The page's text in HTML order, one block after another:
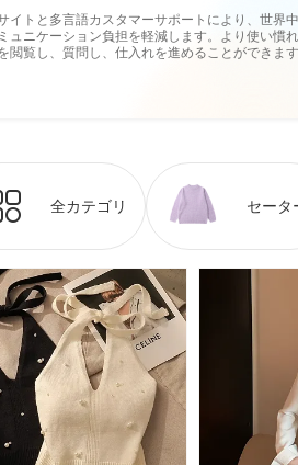
イトと多言語カスタマーサポートにより、世界
ュニケーション負担を軽減します。より使い慣
閲覧し、質問し、仕入れを進めることができます
全カテゴリ セータ